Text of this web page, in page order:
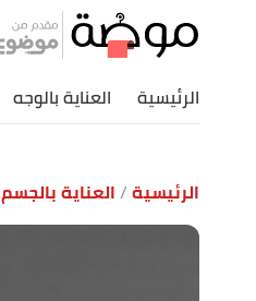
الرئيسية العناية بالوجه
الرئيسية العناية بالجسم